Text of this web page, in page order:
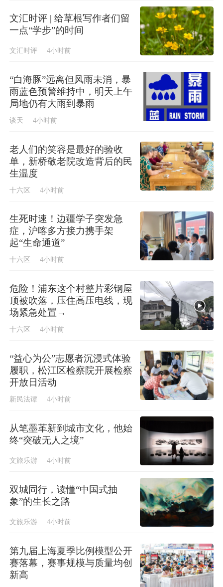
文汇时评 | 给草根写作者们留
一点“学步”的时间
文汇时评 4小时前
“白海豚”远离但风雨未消，暴
雨蓝色预警维持中，明天上午
局地仍有大雨到暴雨
谈天 4小时前
老人们的笑容是最好的验收
单，新桥敬老院改造背后的民
生温度
十六区 4小时前
生死时速！边疆学子突发急
症，沪喀多方接力携手架
起“生命通道”
十六区 4小时前
危险！浦东这个村整片彩钢屋
顶被吹落，压住高压电线，现
场紧急处置→
十六区 4小时前
“益心为公”志愿者沉浸式体验
履职，松江区检察院开展检察
开放日活动
新民法谭 4小时前
从笔墨革新到城市文化，他始
终“突破无人之境”
文旅乐游 4小时前
双城同行，读懂“中国式抽
象”的生长之路
文旅乐游 4小时前
第九届上海夏季比例模型公开
赛落幕，赛事规模与质量均创
新高